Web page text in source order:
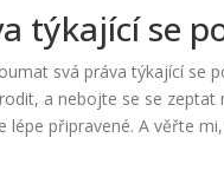
týkající se
svá práva týkající se
a nebojte se se
lépe připravené. A věřte